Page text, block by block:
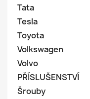
Tata
Tesla
Toyota
Volkswagen
Volvo
PŘÍSLUŠENSTVÍ
Šrouby